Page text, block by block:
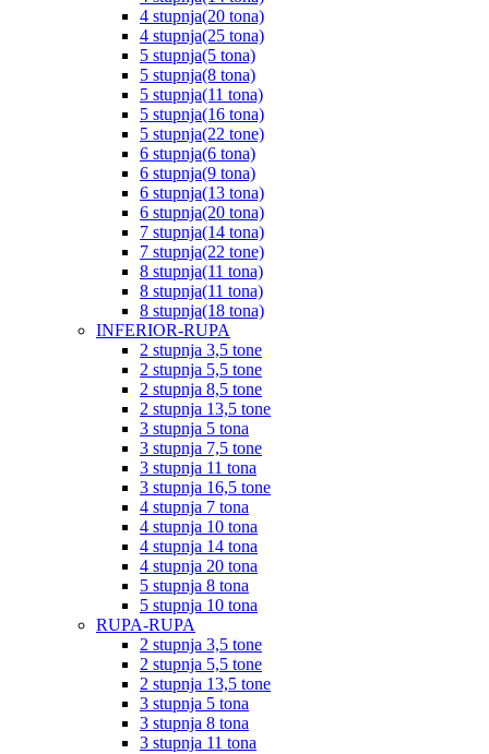
4 stupnja(20 tona)
4 stupnja(25 tona)
5 stupnja(5 tona)
5 stupnja(8 tona)
5 stupnja(11 tona)
5 stupnja(16 tona)
5 stupnja(22 tone)
6 stupnja(6 tona)
6 stupnja(9 tona)
6 stupnja(13 tona)
6 stupnja(20 tona)
7 stupnja(14 tona)
7 stupnja(22 tone)
8 stupnja(11 tona)
8 stupnja(11 tona)
8 stupnja(18 tona)
INFERIOR-RUPA
2 stupnja 3,5 tone
2 stupnja 5,5 tone
2 stupnja 8,5 tone
2 stupnja 13,5 tone
3 stupnja 5 tona
3 stupnja 7,5 tone
3 stupnja 11 tona
3 stupnja 16,5 tone
4 stupnja 7 tona
4 stupnja 10 tona
4 stupnja 14 tona
4 stupnja 20 tona
5 stupnja 8 tona
5 stupnja 10 tona
RUPA-RUPA
2 stupnja 3,5 tone
2 stupnja 5,5 tone
2 stupnja 13,5 tone
3 stupnja 5 tona
3 stupnja 8 tona
3 stupnja 11 tona